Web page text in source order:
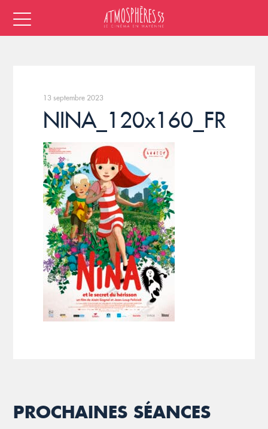
13 septembre 2023
NINA_120x160_FR
PROCHAINES SÉANCES